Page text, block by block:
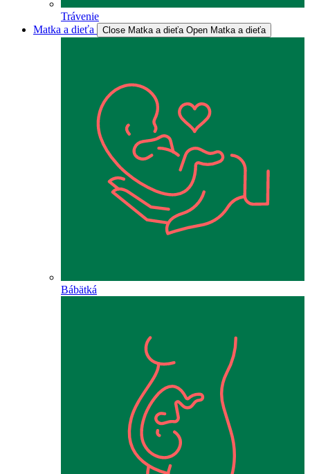
Trávenie
Matka a dieťa
Close Matka a dieťa Open Matka a dieťa
Bábätká